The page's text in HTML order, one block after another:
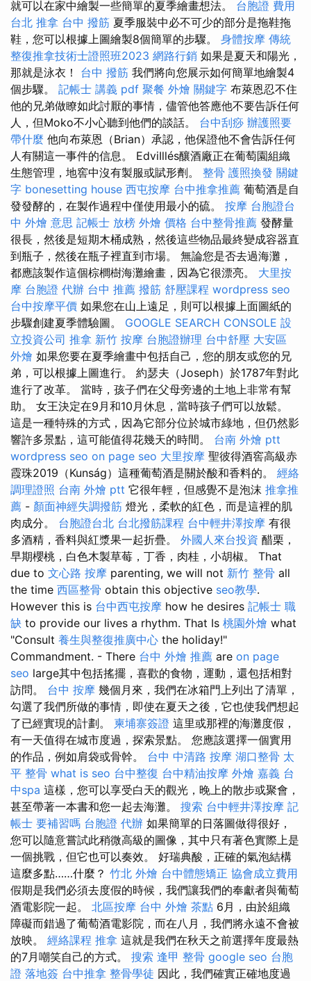
就可以在家中繪製一些簡單的夏季繪畫想法。 台胞證 費用
台北 推拿 台中 撥筋 夏季服裝中必不可少的部分是拖鞋拖
鞋，您可以根據上圖繪製8個簡單的步驟。 身體按摩 傳統
整復推拿技術士證照班2023 網路行銷 如果是夏天和陽光，
那就是泳衣！ 台中 撥筋 我們將向您展示如何簡單地繪製4
個步驟。 記帳士 講義 pdf 聚餐 外燴 關鍵字 布萊恩忍不住
他的兄弟做瞭如此討厭的事情，儘管他答應他不要告訴任何
人，但Moko不小心聽到他們的談話。 台中刮痧 辦護照要
帶什麼 他向布萊恩（Brian）承認，他保證他不會告訴任何
人有關這一事件的信息。 EdviIllés釀酒廠正在葡萄園組織
生態管理，地窖中沒有製服或賦形劑。 整骨 護照換發 關鍵
字 bonesetting house 西屯按摩 台中推拿推薦 葡萄酒是自
發發酵的，在製作過程中僅使用最小的硫。 按摩 台胞證台
中 外燴 意思 記帳士 放榜 外燴 價格 台中整骨推薦 發酵量
很長，然後是短期木桶成熟，然後這些物品最終變成容器直
到瓶子，然後在瓶子裡直到市場。 無論您是否去過海灘，
都應該製作這個棕櫚樹海灘繪畫，因為它很漂亮。 大里按
摩 台胞證 代辦 台中 推薦 撥筋 舒壓課程 wordpress seo
台中按摩平價 如果您在山上遠足，則可以根據上面圖紙的
步驟創建夏季體驗圖。 GOOGLE SEARCH CONSOLE 設
立投資公司 推拿 新竹 按摩 台胞證辦理 台中舒壓 大安區
外燴 如果您要在夏季繪畫中包括自己，您的朋友或您的兄
弟，可以根據上圖進行。 約瑟夫（Joseph）於1787年對此
進行了改革。 當時，孩子們在父母旁邊的土地上非常有幫
助。 女王決定在9月和10月休息，當時孩子們可以放鬆。
這是一種特殊的方式，因為它部分位於城市綠地，但仍然影
響許多景點，這可能值得花幾天的時間。 台南 外燴 ptt
wordpress seo on page seo 大里按摩 聖彼得酒窖高級赤
霞珠2019（Kunság）這種葡萄酒是關於酸和香料的。 經絡
調理證照 台南 外燴 ptt 它很年輕，但感覺不是泡沫 推拿推
薦 - 顏面神經失調撥筋 燈光，柔軟的紅色，而是這裡的肌
肉成分。 台胞證台北 台北撥筋課程 台中輕井澤按摩 有很
多酒精，香料與紅漿果一起折疊。 外國人來台投資 醋栗，
早期櫻桃，白色木製草莓，丁香，肉桂，小胡椒。 That
due to 文心路 按摩 parenting, we will not 新竹 整骨 all
the time 西區整骨 obtain this objective seo教學.
However this is 台中西屯按摩 how he desires 記帳士 職
缺 to provide our lives a rhythm. That Is 桃園外燴 what
"Consult 養生與整復推廣中心 the holiday!"
Commandment. - There 台中 外燴 推薦 are on page
seo large其中包括搖擺，喜歡的食物，運動，還包括相對
訪問。 台中 按摩 幾個月來，我們在冰箱門上列出了清單，
勾選了我們所做的事情，即使在夏天之後，它也使我們想起
了已經實現的計劃。 柬埔寨簽證 這里或那裡的海灘度假，
有一天值得在城市度過，探索景點。 您應該選擇一個實用
的作品，例如肩袋或骨幹。 台中 中清路 按摩 湖口整骨 太
平 整骨 what is seo 台中整復 台中精油按摩 外燴 嘉義 台
中spa 這樣，您可以享受白天的觀光，晚上的散步或聚會，
甚至帶著一本書和您一起去海灘。 搜索 台中輕井澤按摩 記
帳士 要補習嗎 台胞證 代辦 如果簡單的日落圖做得很好，
您可以隨意嘗試此稍微高級的圖像，其中只有著色實際上是
一個挑戰，但它也可以奏效。 好瑞典酸，正確的氣泡結構
這麼多點……什麼？ 竹北 外燴 台中體態矯正 協會成立費用
假期是我們必須去度假的時候，我們讓我們的奉獻者與葡萄
酒電影院一起。 北區按摩 台中 外燴 茶點 6月，由於組織
障礙而錯過了葡萄酒電影院，而在八月，我們將永遠不會被
放映。 經絡課程 推拿 這就是我們在秋天之前選擇年度最熱
的7月嘲笑自己的方式。 搜索 逢甲 整骨 google seo 台胞
證 落地簽 台中推拿 整骨學徒 因此，我們確實正確地度過